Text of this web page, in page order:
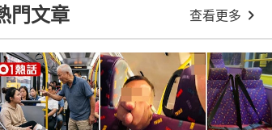
門文章 查看更多